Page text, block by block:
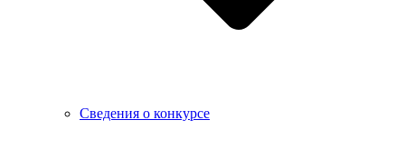
Сведения о конкурсе